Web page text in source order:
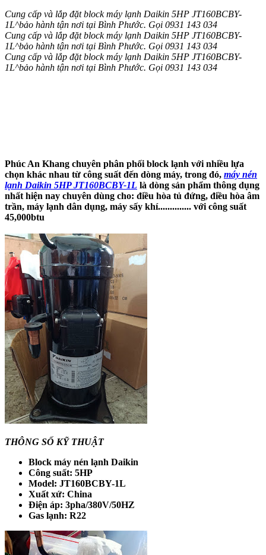
Cung cấp và lắp đặt block máy lạnh Daikin 5HP JT160BCBY-
1L^bảo hành tận nơi tại Bình Phước. Gọi 0931 143 034
Cung cấp và lắp đặt block máy lạnh Daikin 5HP JT160BCBY-
1L^bảo hành tận nơi tại Bình Phước. Gọi 0931 143 034
Cung cấp và lắp đặt block máy lạnh Daikin 5HP JT160BCBY-
1L^bảo hành tận nơi tại Bình Phước. Gọi 0931 143 034
Phúc An Khang chuyên phân phối block lạnh với nhiều lựa
chọn khác nhau từ công suất đến dòng máy, trong đó, máy nén
lạnh Daikin 5HP JT160BCBY-1L là dòng sản phẩm thông dụng
nhất hiện nay chuyên dùng cho: điều hòa tủ đứng, điều hòa âm
trần, máy lạnh dân dụng, máy sấy khí.............. với công suất
45,000btu
THÔNG SỐ KỸ THUẬT
Block máy nén lạnh Daikin
Công suất: 5HP
Model: JT160BCBY-1L
Xuất xứ: China
Điện áp: 3pha/380V/50HZ
Gas lạnh: R22